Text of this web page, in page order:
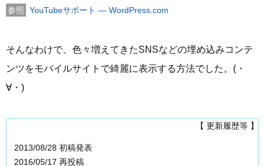
YouTubeサポート — WordPress.com
そんなわけで、色々増えてきたSNSなどの埋め込みコンテ
ンツをモバイルサイトで綺麗に表示する方法でした。(・
∀・)
【 更新履歴等 】
2013/08/28 初稿発表
2016/05/17 再投稿